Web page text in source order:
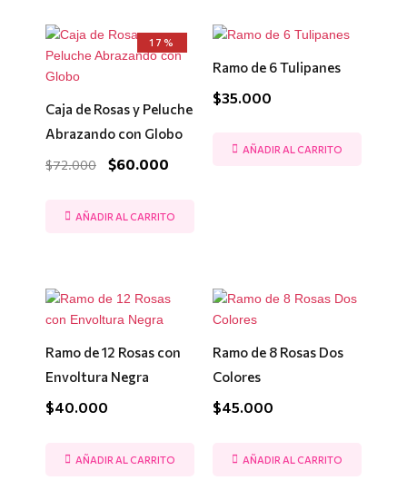
17%
Caja de Rosas y Peluche
Abrazando con Globo
$72.000
El
precio
$72.000.
$60.000
El
precio
$60.000.
AÑADIR AL CARRITO
Ramo de 6 Tulipanes
$35.000
AÑADIR AL CARRITO
Ramo de 12 Rosas con
Envoltura Negra
$40.000
AÑADIR AL CARRITO
Ramo de 8 Rosas Dos
Colores
$45.000
AÑADIR AL CARRITO